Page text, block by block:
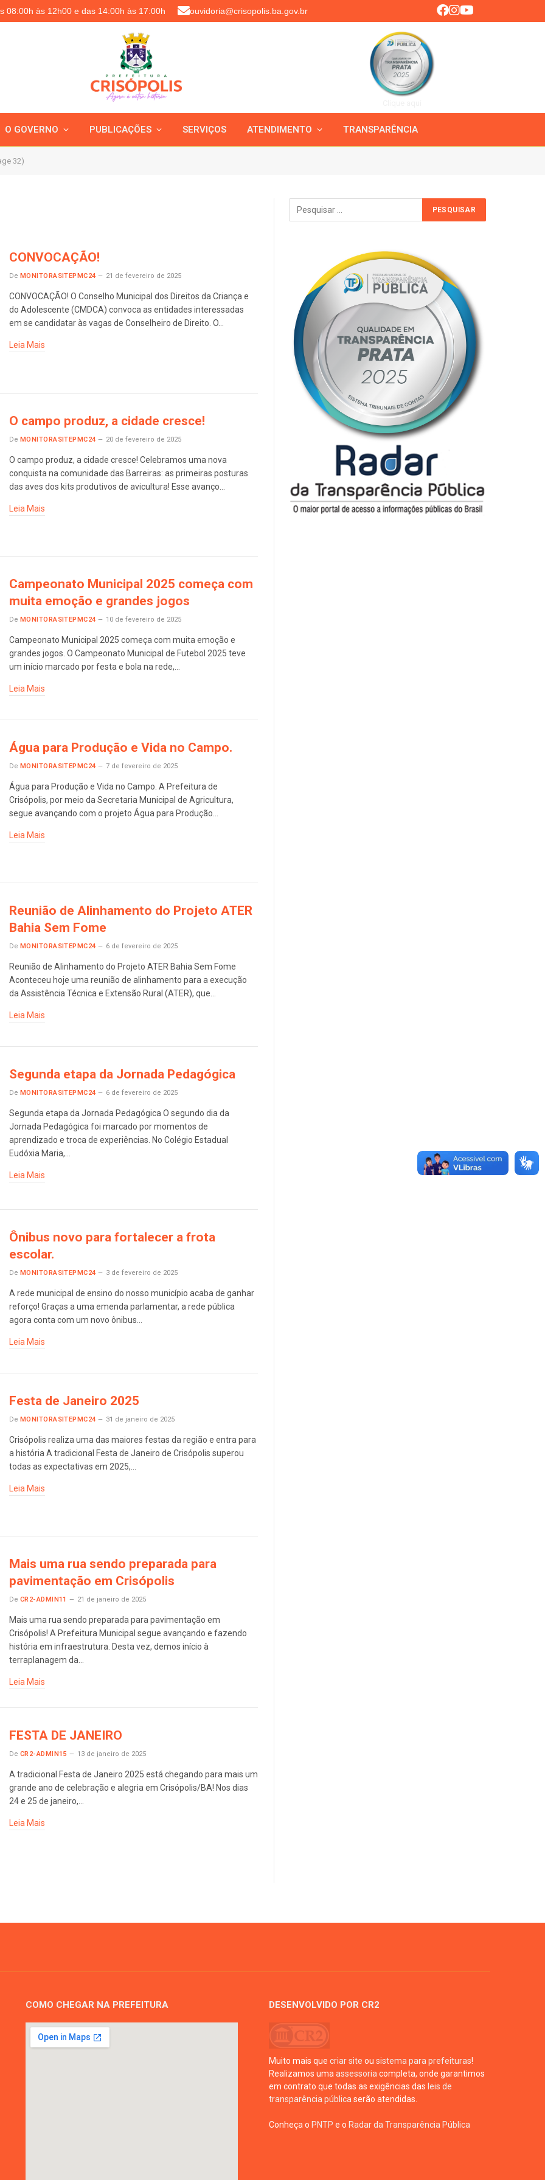
08:00h às 12h00 e das 14:00h às 17:00h ouvidoria@crisopolis.ba.gov.br
O GOVERNO PUBLICAÇÕES SERVIÇOS ATENDIMENTO TRANSPARÊNCIA
32)
CONVOCAÇÃO!
De MONITORASITEPMC24 21 de fevereiro de 2025
CONVOCAÇÃO! O Conselho Municipal dos Direitos da Criança e
do Adolescente (CMDCA) convoca as entidades interessadas
em se candidatar às vagas de Conselheiro de Direito. O…
Leia Mais
O campo produz, a cidade cresce!
De MONITORASITEPMC24 20 de fevereiro de 2025
O campo produz, a cidade cresce! Celebramos uma nova
conquista na comunidade das Barreiras: as primeiras posturas
das aves dos kits produtivos de avicultura! Esse avanço…
Leia Mais
Campeonato Municipal 2025 começa com
muita emoção e grandes jogos
De MONITORASITEPMC24 10 de fevereiro de 2025
Campeonato Municipal 2025 começa com muita emoção e
grandes jogos. O Campeonato Municipal de Futebol 2025 teve
um início marcado por festa e bola na rede,…
Leia Mais
Água para Produção e Vida no Campo.
De MONITORASITEPMC24 7 de fevereiro de 2025
Água para Produção e Vida no Campo. A Prefeitura de
Crisópolis, por meio da Secretaria Municipal de Agricultura,
segue avançando com o projeto Água para Produção…
Leia Mais
Reunião de Alinhamento do Projeto ATER
Bahia Sem Fome
De MONITORASITEPMC24 6 de fevereiro de 2025
Reunião de Alinhamento do Projeto ATER Bahia Sem Fome
Aconteceu hoje uma reunião de alinhamento para a execução
da Assistência Técnica e Extensão Rural (ATER), que…
Leia Mais
Segunda etapa da Jornada Pedagógica
De MONITORASITEPMC24 6 de fevereiro de 2025
Segunda etapa da Jornada Pedagógica O segundo dia da
Jornada Pedagógica foi marcado por momentos de
aprendizado e troca de experiências. No Colégio Estadual
Eudóxia Maria,…
Leia Mais
Ônibus novo para fortalecer a frota
escolar.
De MONITORASITEPMC24 3 de fevereiro de 2025
A rede municipal de ensino do nosso município acaba de ganhar
reforço! Graças a uma emenda parlamentar, a rede pública
agora conta com um novo ônibus…
Leia Mais
Festa de Janeiro 2025
De MONITORASITEPMC24 31 de janeiro de 2025
Crisópolis realiza uma das maiores festas da região e entra para
a história A tradicional Festa de Janeiro de Crisópolis superou
todas as expectativas em 2025,…
Leia Mais
Mais uma rua sendo preparada para
pavimentação em Crisópolis
De CR2-ADMIN11 21 de janeiro de 2025
Mais uma rua sendo preparada para pavimentação em
Crisópolis! A Prefeitura Municipal segue avançando e fazendo
história em infraestrutura. Desta vez, demos início à
terraplanagem da…
Leia Mais
FESTA DE JANEIRO
De CR2-ADMIN15 13 de janeiro de 2025
A tradicional Festa de Janeiro 2025 está chegando para mais um
grande ano de celebração e alegria em Crisópolis/BA! Nos dias
24 e 25 de janeiro,…
Leia Mais
COMO CHEGAR NA PREFEITURA DESENVOLVIDO POR CR2
Muito mais que criar site ou sistema para prefeituras!
Realizamos uma assessoria completa, onde garantimos
em contrato que todas as exigências das leis de
transparência pública serão atendidas.
Conheça o PNTP e o Radar da Transparência Pública